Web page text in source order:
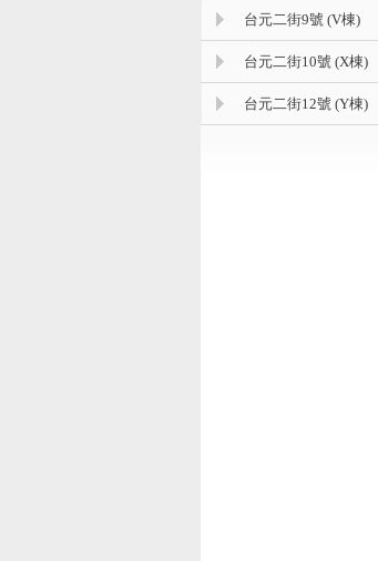
台元二街9號 (V棟)
台元二街10號 (X棟)
台元二街12號 (Y棟)